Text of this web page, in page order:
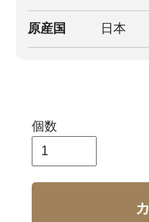
原産国 日本
個数